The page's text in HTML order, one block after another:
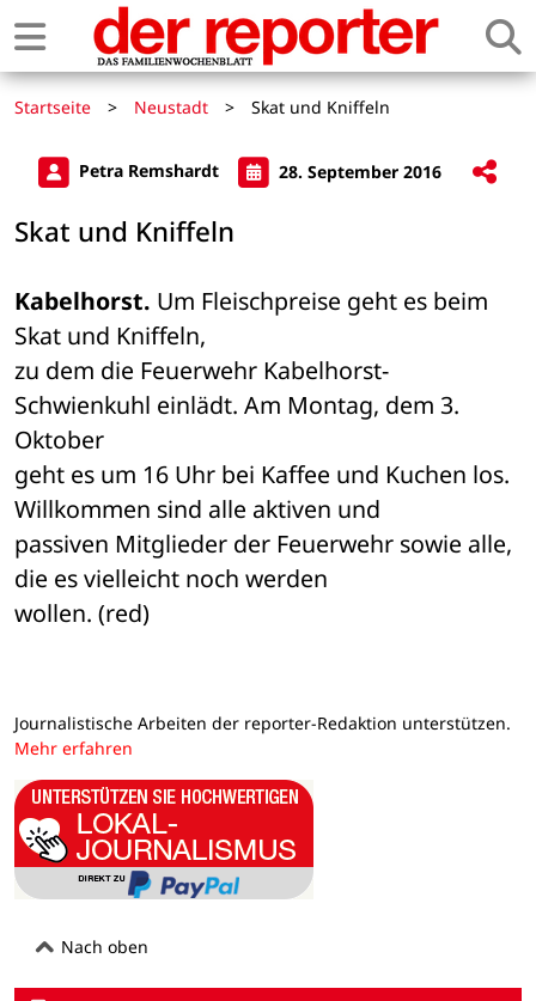
Startseite > Neustadt > Skat und Kniffeln
Petra Remshardt 28. September 2016
Skat und Kniffeln
Kabelhorst. Um Fleischpreise geht es beim
Skat und Kniffeln,
zu dem die Feuerwehr Kabelhorst-
Schwienkuhl einlädt. Am Montag, dem 3.
Oktober
geht es um 16 Uhr bei Kaffee und Kuchen los.
Willkommen sind alle aktiven und
passiven Mitglieder der Feuerwehr sowie alle,
die es vielleicht noch werden
wollen. (red)
Journalistische Arbeiten der reporter-Redaktion unterstützen.
Mehr erfahren
Nach oben